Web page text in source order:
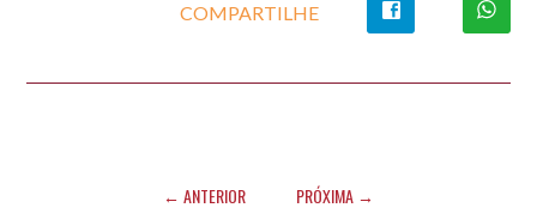
COMPARTILHE
← ANTERIOR PRÓXIMA →